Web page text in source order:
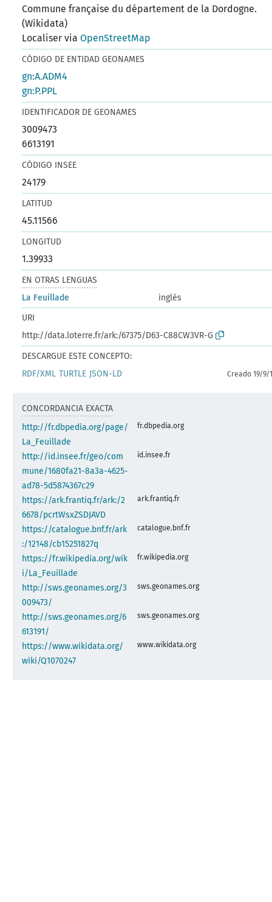
Commune française du département de la Dordogne.
(Wikidata)
Localiser viaOpenStreetMap
CÓDIGO DE ENTIDAD GEONAMES
gn:A.ADM4
gn:P.PPL
IDENTIFICADOR DE GEONAMES
3009473
6613191
CÓDIGO INSEE
24179
LATITUD
45.11566
LONGITUD
1.39933
EN OTRAS LENGUAS
La Feuillade
inglés
URI
http://data.loterre.fr/ark:/67375/D63-C88CW3VR-G
DESCARGUE ESTE CONCEPTO:
RDF/XML TURTLE JSON-LD Creado 19/9/
CONCORDANCIA EXACTA
http://fr.dbpedia.org/page/
La_Feuillade
fr.dbpedia.org
http://id.insee.fr/geo/com
mune/1680fa21-8a3a-4625-
ad78-5d5874367c29
id.insee.fr
https://ark.frantiq.fr/ark:/2
6678/pcrtWsxZSDJAVD
ark.frantiq.fr
https://catalogue.bnf.fr/ark
:/12148/cb15251827q
catalogue.bnf.fr
https://fr.wikipedia.org/wik
i/La_Feuillade
fr.wikipedia.org
http://sws.geonames.org/3
009473/
sws.geonames.org
http://sws.geonames.org/6
613191/
sws.geonames.org
https://www.wikidata.org/
wiki/Q1070247
www.wikidata.org